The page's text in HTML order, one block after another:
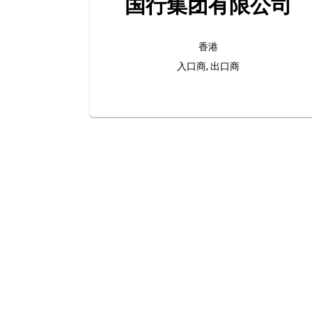
国行集团有限公司
香港
入口商, 出口商